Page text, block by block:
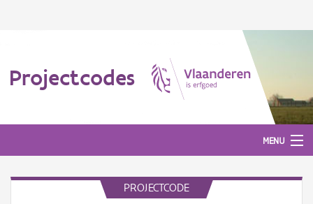
Projectcodes
MENU
PROJECTCODE